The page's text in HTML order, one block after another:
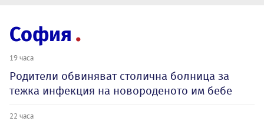
София
19 часа
Родители обвиняват столична болница за
тежка инфекция на новороденото им бебе
22 часа